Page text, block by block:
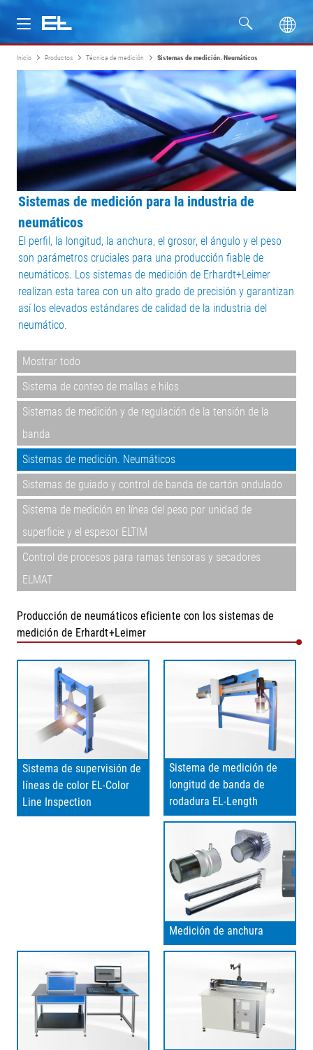
Productos
Industrias
Servicio
Empresa
Inicio Productos Técnica de medición Sistemas de medición. Neumáticos
Sistemas de medición para la industria de
neumáticos
El perfil, la longitud, la anchura, el grosor, el ángulo y el peso
son parámetros cruciales para una producción fiable de
neumáticos. Los sistemas de medición de Erhardt+Leimer
realizan esta tarea con un alto grado de precisión y garantizan
así los elevados estándares de calidad de la industria del
neumático.
Mostrar todo
Sistema de conteo de mallas e hilos
Sistemas de medición y de regulación de la tensión de la
banda
Sistemas de medición. Neumáticos
Sistemas de guiado y control de banda de cartón ondulado
Sistema de medición en línea del peso por unidad de
superficie y el espesor ELTIM
Control de procesos para ramas tensoras y secadores
ELMAT
Producción de neumáticos eficiente con los sistemas de
medición de Erhardt+Leimer
Sistema de supervisión de
líneas de color EL-Color
Line Inspection
Sistema de medición de
longitud de banda de
rodadura EL-Length
Medición de anchura